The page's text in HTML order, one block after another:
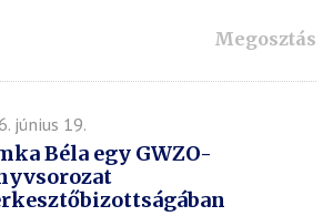
Megosztás
június 19.
Béla egy GWZO-